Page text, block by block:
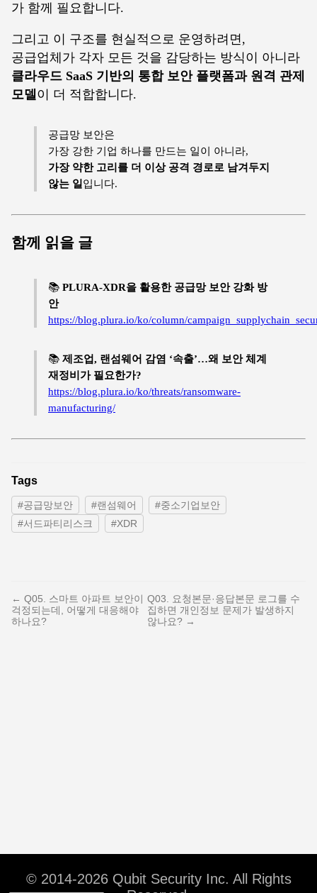
가 함께 필요합니다.
그리고 이 구조를 현실적으로 운영하려면,
공급업체가 각자 모든 것을 감당하는 방식이 아니라
클라우드 SaaS 기반의 통합 보안 플랫폼과 원격 관제
모델 이 더 적합합니다.
공급망 보안은
가장 강한 기업 하나를 만드는 일이 아니라,
가장 약한 고리를 더 이상 공격 경로로 남겨두지
않는 일입니다.
함께 읽을 글
📚 PLURA-XDR을 활용한 공급망 보안 강화 방
안
https://blog.plura.io/ko/column/
📚 제조업, 랜섬웨어 감염 ‘속출’…왜 보안 체계
재정비가 필요한가?
https://blog.plura.io/ko/threats/ransomware-
manufacturing/
Tags
#공급망보안 #랜섬웨어
#중소기업보안
#서드파티리스크
#XDR
← Q05. 스마트 아파트 보안이
걱정되는데, 어떻게 대응해야
하나요?
Q03. 요청본문·응답본문 로그를 수
집하면 개인정보 문제가 발생하지
않나요? →
© 2014-2026 Qubit Security Inc. All Rights